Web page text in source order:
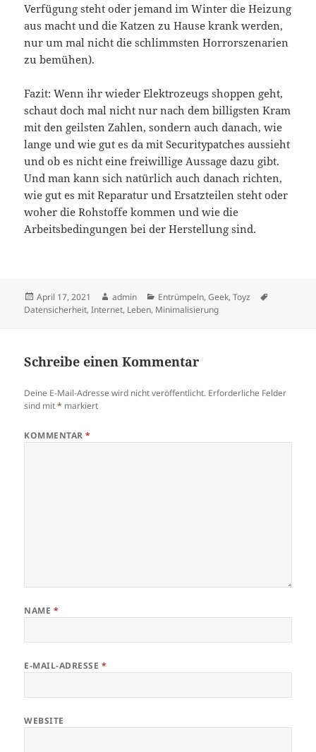
Verfügung steht oder jemand im Winter die Heizung
aus macht und die Katzen zu Hause krank werden,
nur um mal nicht die schlimmsten Horrorszenarien
zu bemühen).
Fazit: Wenn ihr wieder Elektrozeugs shoppen geht,
schaut doch mal nicht nur nach dem billigsten Kram
mit den geilsten Zahlen, sondern auch danach, wie
lange und wie gut es da mit Securitypatches aussieht
und ob es nicht eine freiwillige Aussage dazu gibt.
Und man kann sich natürlich auch danach richten,
wie gut es mit Reparatur und Ersatzteilen steht oder
woher die Rohstoffe kommen und wie die
Arbeitsbedingungen bei der Herstellung sind.
Veröffentlicht
am
April 17, 2021 Autor
admin Kategorien
Entrümpeln,Geek,Toyz
Datensicherheit,Internet, Leben, Minimalisierung
Schreibe einen Kommentar
Deine E-Mail-Adresse wird nicht veröffentlicht. Erforderliche Felder
sind mit* markiert
KOMMENTAR*
NAME *
E-MAIL-ADRESSE *
WEBSITE